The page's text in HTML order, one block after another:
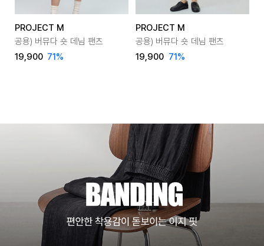
PROJECT M
공용) 버뮤다 숏 데님 팬츠
19,900 71 %
PROJECT M
공용) 버뮤다 숏 데님 팬츠
19,900 71 %